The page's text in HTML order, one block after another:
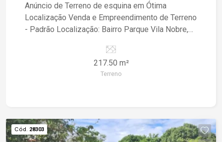
Anúncio de Terreno de esquina em Ótima
Localização Venda e Empreendimento de Terreno
- Padrão Localização: Bairro Parque Vila Nobre,
- Terreno em ótima localização, pronto para
construir a casa dos seus sonhos - Localizado
em um bairro tranquilo e seguro, ideal para quem
padrão, com toda a infraestrutura necessária para
construção - Possibilidade de financiamento e
217.50 m²
Terreno
Cód. 28303